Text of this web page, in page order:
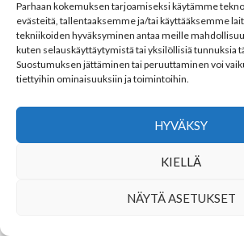
Parhaan kokemuksen tarjoamiseksi käytämme
evästeitä, tallentaaksemme ja/tai käyttääksemme
tekniikoiden hyväksyminen antaa meille
kuten selauskäyttäytymistä tai yksilöllisiä tunnuksia
Suostumuksen jättäminen tai peruuttaminen voi
tiettyihin ominaisuuksiin ja toimintoihin.
HYVÄKSY
KIELLÄ
NÄYTÄ ASETUKSET
SEURAA MEITÄ